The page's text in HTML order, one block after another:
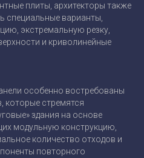
плиты, архитекторы также
специальные варианты,
экстремальную резку,
и криволинейные
особенно востребованы
которые стремятся
здания на основе
модульную конструкцию,
количество отходов и
повторного